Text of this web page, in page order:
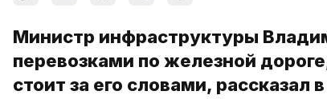
Министр инфраструктуры
перевозками по железной
стоит за его словами,